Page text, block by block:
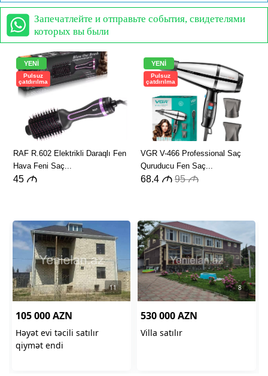
Запечатлейте и отправьте события, свидетелями
которых вы были